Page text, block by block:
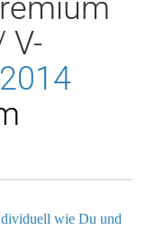
V-
wie Du und